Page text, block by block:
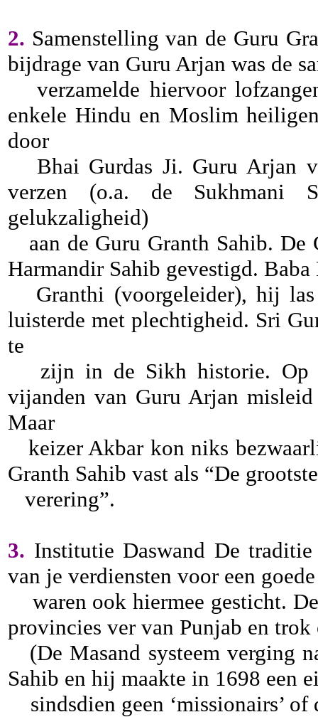
2. Samenstelling van de Guru
bijdrage van Guru Arjan was de
verzamelde hiervoor
enkele Hindu en Moslim
door
Bhai Gurdas Ji. Guru Arjan
verzen (o.a. de Sukhmani
gelukzaligheid)
aan de Guru Granth Sahib. De
Harmandir Sahib gevestigd.
Granthi (voorgeleider), hij
luisterde met plechtigheid. Sri
te
zijn in de Sikh historie. Op
vijanden van Guru Arjan
Maar
keizer Akbar kon niks
Granth Sahib vast als “De
verering”.
3. Institutie Daswand De
van je verdiensten voor een
waren ook hiermee gesticht.
provincies ver van Punjab en
(De Masand systeem verging
Sahib en hij maakte in 1698 een
sindsdien geen ‘missionairs’